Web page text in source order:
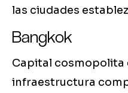
las ciudades
Bangkok
Capital cosmopolita
infraestructura